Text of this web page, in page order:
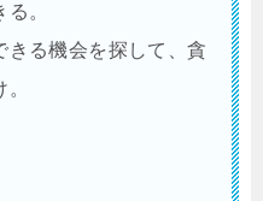
。
きる機会を探して、貪